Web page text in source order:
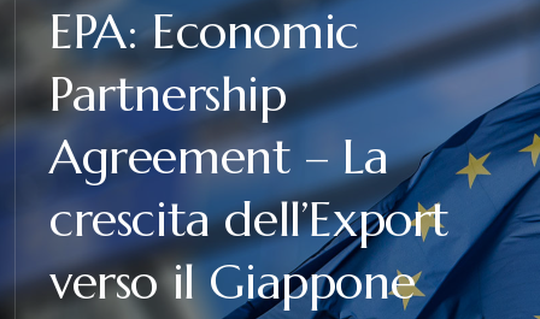
EPA: Economic
Partnership
Agreement – La
crescita dell’Export
verso il Giappone